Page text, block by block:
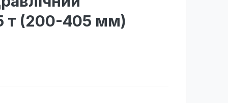
т (200-405 мм)